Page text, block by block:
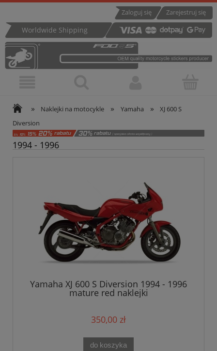
Zarejestruj się
Zaloguj się
Worldwide Shipping
» Naklejki na motocykle » Yamaha »
XJ 600 S
Diversion
1994 - 1996
Yamaha XJ 600 S Diversion 1994 - 1996
mature red naklejki
350,00 zł
do koszyka